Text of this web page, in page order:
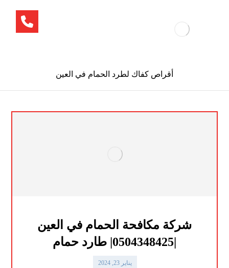
أقراص كفاك لطرد الحمام في العين
شركة مكافحة الحمام في العين
يناير 23, 2024